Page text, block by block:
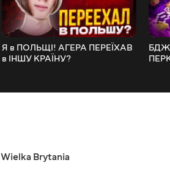
Я в ПОЛЬЩІ! АГЕРА ПЕРЕЇХАВ
в ІНШУ КРАЇНУ?
Wielka Brytania